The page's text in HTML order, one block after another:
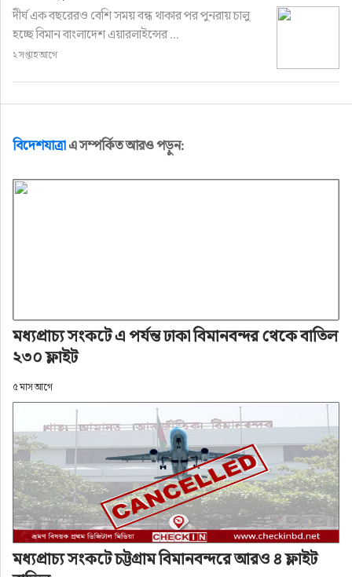
দীর্ঘ এক বছরেরও বেশি সময় বন্ধ থাকার পর পুনরায় চালু
হচ্ছে বিমান বাংলাদেশ এয়ারলাইন্সের ...
২ সপ্তাহ আগে
বিদেশযাত্রাএ সম্পর্কিত আরও পড়ুন:
মধ্যপ্রাচ্য সংকটে এ পর্যন্ত ঢাকা বিমানবন্দর থেকে বাতিল
২৩০ ফ্লাইট
৫ মাস আগে
মধ্যপ্রাচ্য সংকটে চট্টগ্রাম বিমানবন্দরে আরও ৪ ফ্লাইট